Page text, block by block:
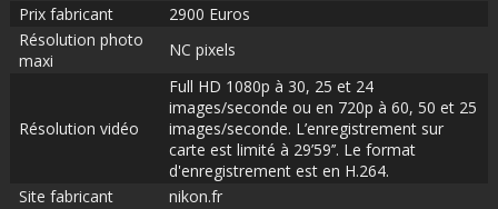
Prix fabricant
2900 Euros
Résolution photo
maxi
NC pixels
Résolution vidéo
Full HD 1080p à 30, 25 et 24
images/seconde ou en 720p à 60, 50 et 25
images/seconde. L’enregistrement sur
carte est limité à 29’59’’. Le format
d'enregistrement est en H.264.
Site fabricant
nikon.fr